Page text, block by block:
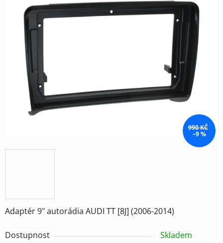
Adaptér 9" autorádia AUDI TT [8J] (2006-2014)
Dostupnost
Skladem
hvězdiček.
990 KČ
–9 %